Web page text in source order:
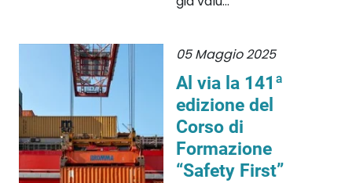
05 Maggio 2025
Al via la 141ª
edizione del
Corso di
Formazione
“Safety First”